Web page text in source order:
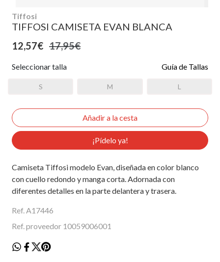
Tiffosi
TIFFOSI CAMISETA EVAN BLANCA
12,57€ 17,95€
Seleccionar talla Guía de Tallas
S M L
¡Pídelo ya!
Camiseta Tiffosi modelo Evan, diseñada en color blanco
con cuello redondo y manga corta. Adornada con
diferentes detalles en la parte delantera y trasera.
Ref. A17446
Ref. proveedor 10059006001